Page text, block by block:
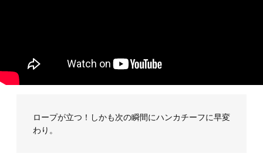
ロープが立つ！しかも次の瞬間にハンカチーフに早変
わり。